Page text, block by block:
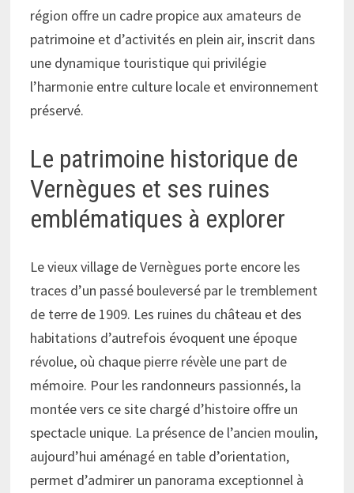
région offre un cadre propice aux amateurs de
patrimoine et d’activités en plein air, inscrit dans
une dynamique touristique qui privilégie
l’harmonie entre culture locale et environnement
préservé.
Le patrimoine historique de
Vernègues et ses ruines
emblématiques à explorer
Le vieux village de Vernègues porte encore les
traces d’un passé bouleversé par le tremblement
de terre de 1909. Les ruines du château et des
habitations d’autrefois évoquent une époque
révolue, où chaque pierre révèle une part de
mémoire. Pour les randonneurs passionnés, la
montée vers ce site chargé d’histoire offre un
spectacle unique. La présence de l’ancien moulin,
aujourd’hui aménagé en table d’orientation,
permet d’admirer un panorama exceptionnel à